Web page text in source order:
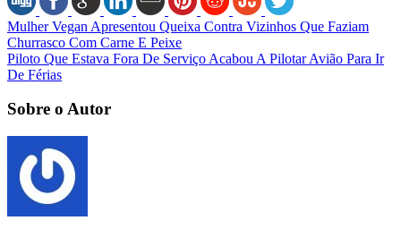
Mulher Vegan Apresentou Queixa Contra Vizinhos Que Faziam
Churrasco Com Carne E Peixe
Piloto Que Estava Fora De Serviço Acabou A Pilotar Avião Para Ir
De Férias
Sobre o Autor